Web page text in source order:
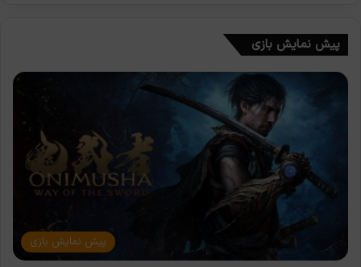
پیش نمایش بازی
پیش نمایش بازی